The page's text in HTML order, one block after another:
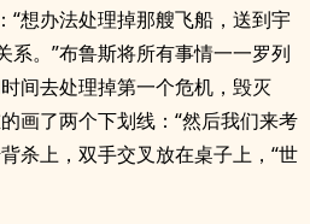
想办法处理掉那艘飞船，送到宇
系。”布鲁斯将所有事情一一罗列
间去处理掉第一个危机，毁灭
画了两个下划线：“然后我们来考
杀上，双手交叉放在桌子上，“世